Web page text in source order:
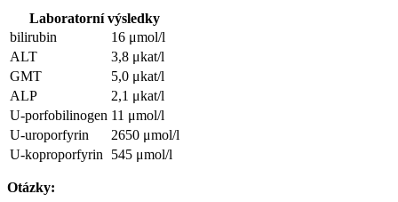
Laboratorní výsledky
bilirubin
16 μmol/l
ALT
3,8 μkat/l
GMT
5,0 μkat/l
ALP
2,1 μkat/l
U-porfobilinogen 11 μmol/l
U-uroporfyrin
2650 μmol/l
U-koproporfyrin
545 μmol/l
Otázky: